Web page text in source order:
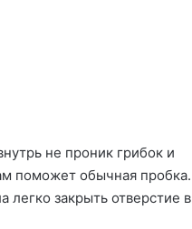
не проник грибок и
поможет обычная пробка.
закрыть отверстие в